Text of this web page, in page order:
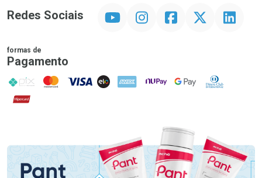
Redes Sociais InstagramFacebookTwitter Linkedin
formas de
Pagamento
PIX MasterCard
VISA ELO AMEX NuPay Google PayDiners Club
Hipercard
Promoção em Destaque